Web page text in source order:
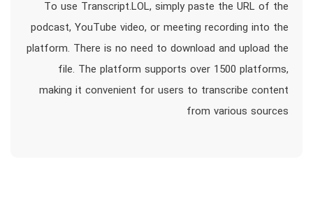
To use Transcript.LOL, simply paste the URL of the
podcast, YouTube video, or meeting recording into the
platform. There is no need to download and upload the
file. The platform supports over 1500 platforms,
making it convenient for users to transcribe content
from various sources